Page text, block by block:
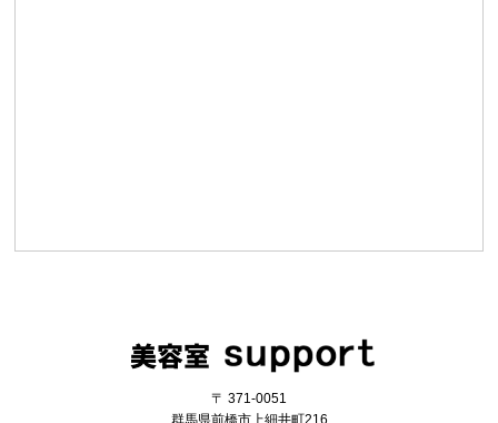
〒 371-0051
群馬県前橋市上細井町216